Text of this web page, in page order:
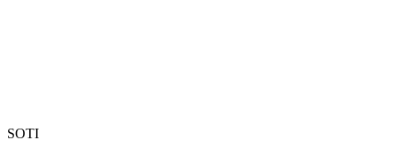
SOTI